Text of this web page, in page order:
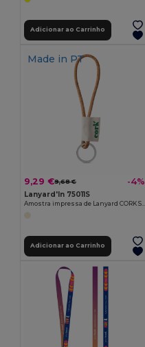
Adicionar ao Carrinho
Made in PT
9,29 €9,68 € -4%
Lanyard'In 75011S
Adicionar ao Carrinho